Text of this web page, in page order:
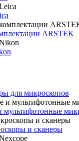
ARSTEK
для микроскопов
мультифотонные
и сканеры